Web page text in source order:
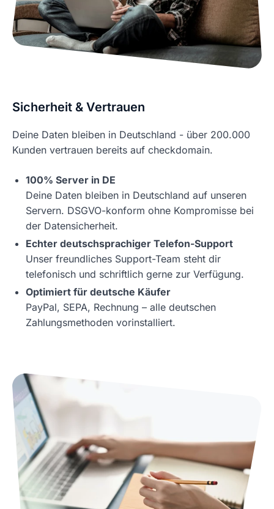
Sicherheit & Vertrauen
Deine Daten bleiben in Deutschland - über 200.000
Kunden vertrauen bereits auf checkdomain.
100% Server in DE
Deine Daten bleiben in Deutschland auf unseren
Servern. DSGVO-konform ohne Kompromisse bei
der Datensicherheit.
Echter deutschsprachiger Telefon-Support
Unser freundliches Support-Team steht dir
telefonisch und schriftlich gerne zur Verfügung.
Optimiert für deutsche Käufer
PayPal, SEPA, Rechnung – alle deutschen
Zahlungsmethoden vorinstalliert.